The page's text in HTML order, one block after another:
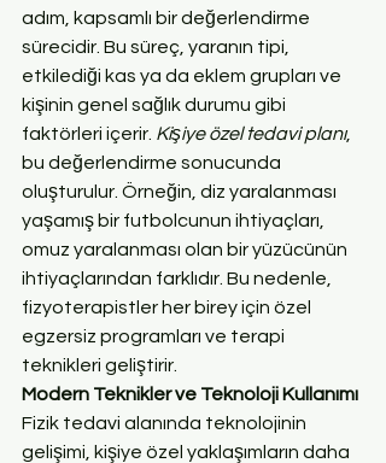
adım, kapsamlı bir değerlendirme
sürecidir. Bu süreç, yaranın tipi,
etkilediği kas ya da eklem grupları ve
kişinin genel sağlık durumu gibi
faktörleri içerir. Kişiye özel tedavi planı,
bu değerlendirme sonucunda
oluşturulur. Örneğin, diz yaralanması
yaşamış bir futbolcunun ihtiyaçları,
omuz yaralanması olan bir yüzücünün
ihtiyaçlarından farklıdır. Bu nedenle,
fizyoterapistler her birey için özel
egzersiz programları ve terapi
teknikleri geliştirir.
Modern Teknikler ve Teknoloji Kullanımı
Fizik tedavi alanında teknolojinin
gelişimi, kişiye özel yaklaşımların daha